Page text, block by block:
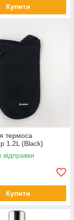
Купити
термоса
1.2L (Black)
відправки
Купити